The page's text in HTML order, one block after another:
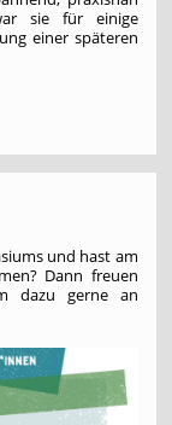
sie für einige
einer späteren
und hast am
Dann freuen
dazu gerne an